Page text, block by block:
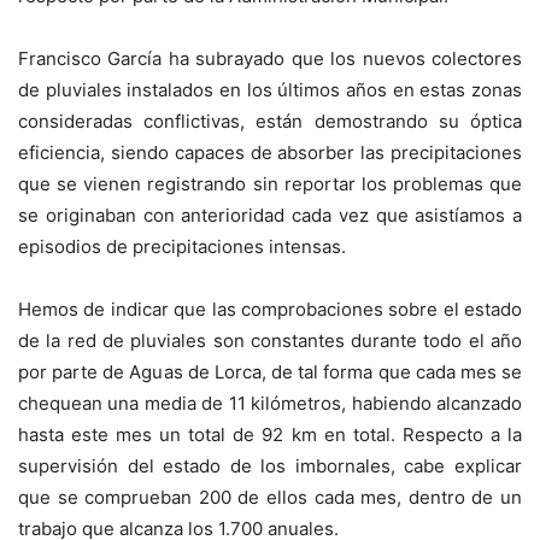
Francisco García ha subrayado que los nuevos colectores
de pluviales instalados en los últimos años en estas zonas
consideradas conflictivas, están demostrando su óptica
eficiencia, siendo capaces de absorber las precipitaciones
que se vienen registrando sin reportar los problemas que
se originaban con anterioridad cada vez que asistíamos a
episodios de precipitaciones intensas.
Hemos de indicar que las comprobaciones sobre el estado
de la red de pluviales son constantes durante todo el año
por parte de Aguas de Lorca, de tal forma que cada mes se
chequean una media de 11 kilómetros, habiendo alcanzado
hasta este mes un total de 92 km en total. Respecto a la
supervisión del estado de los imbornales, cabe explicar
que se comprueban 200 de ellos cada mes, dentro de un
trabajo que alcanza los 1.700 anuales.